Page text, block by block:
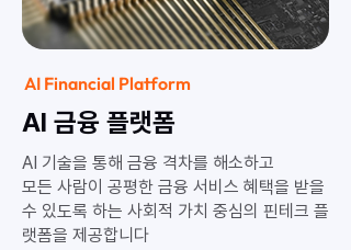
AI Financial Platform
AI 금융 플랫폼
AI 기술을 통해 금융 격차를 해소하고
모든 사람이 공평한 금융 서비스 혜택을 받을
수 있도록 하는 사회적 가치 중심의 핀테크 플
랫폼을 제공합니다